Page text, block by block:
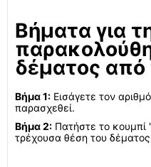
Βήματα για
δέματος
Βήμα 1: Εισάγετε τον
παρασχεθεί.
Βήμα 2: Πατήστε το κουμπί
τρέχουσα θέση του